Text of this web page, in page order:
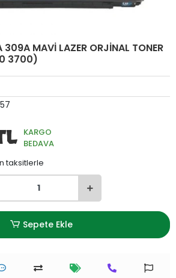
309A MAVİ LAZER ORJİNAL TONER
3700)
KARGO
BEDAVA
taksitlerle
Sepete Ekle